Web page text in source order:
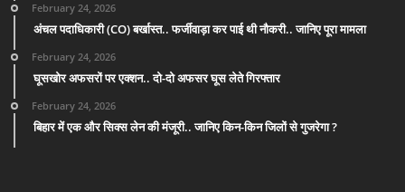
February 24, 2026
अंचल पदाधिकारी (CO) बर्खास्त.. फर्जीवाड़ा कर पाई थी नौकरी.. जानिए पूरा मामला
February 24, 2026
घूसखोर अफसरों पर एक्शन.. दो-दो अफसर घूस लेते गिरफ्तार
February 24, 2026
बिहार में एक और सिक्स लेन की मंजूरी.. जानिए किन-किन जिलों से गुजरेगा ?